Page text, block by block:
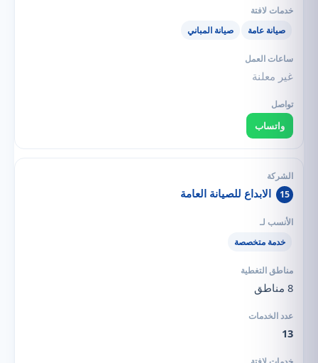
صيانة عامة صيانة المباني
غير معلنة
واتساب
15 الابداع للصيانة العامة
خدمة متخصصة
8 مناطق
13